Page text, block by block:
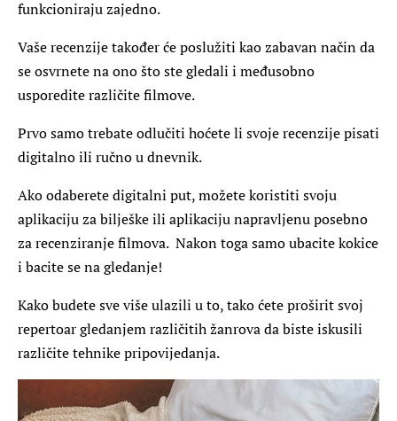
funkcioniraju zajedno.
Vaše recenzije također će poslužiti kao zabavan način da
se osvrnete na ono što ste gledali i međusobno
usporedite različite filmove.
Prvo samo trebate odlučiti hoćete li svoje recenzije pisati
digitalno ili ručno u dnevnik.
Ako odaberete digitalni put, možete koristiti svoju
aplikaciju za bilješke ili aplikaciju napravljenu posebno
za recenziranje filmova. Nakon toga samo ubacite kokice
i bacite se na gledanje!
Kako budete sve više ulazili u to, tako ćete proširit svoj
repertoar gledanjem različitih žanrova da biste iskusili
različite tehnike pripovijedanja.